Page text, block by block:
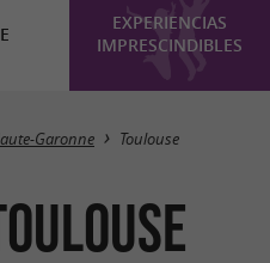
EXPERIENCIAS
IMPRESCINDIBLES
Masquer la carte
Garonne Toulouse